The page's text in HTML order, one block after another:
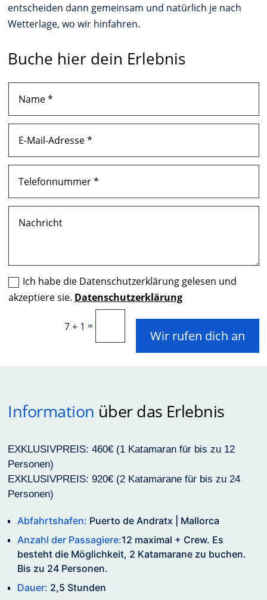
entscheiden dann gemeinsam und natürlich je nach
Wetterlage, wo wir hinfahren.
Buche hier dein Erlebnis
Ich habe die Datenschutzerklärung gelesen und
akzeptiere sie. Datenschutzerklärung
7 + 1 =
Wir rufen dich an
Information über das Erlebnis
EXKLUSIVPREIS: 460€ (1 Katamaran für bis zu 12
Personen)
EXKLUSIVPREIS: 920€ (2 Katamarane für bis zu 24
Personen)
Abfahrtshafen: Puerto de Andratx | Mallorca
Anzahl der Passagiere:12 maximal + Crew. Es
besteht die Möglichkeit, 2 Katamarane zu buchen.
Bis zu 24 Personen.
Dauer: 2,5 Stunden